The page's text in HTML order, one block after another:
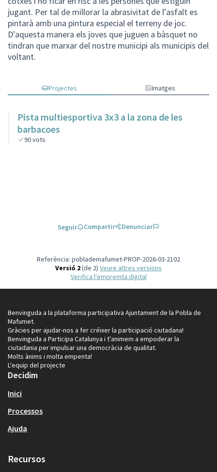
jugant. Per tal de millorar la abrasivitat de l'asfalt es
pintarà amb una pintura especial el terreny de joc.
D'aquesta manera els joves que juguen a bàsquet no
tindran que marxar del nostre municipi als municipis del
voltant.
Projectes Imatges
Pista multiesportiva 3x3 a la zona de les
barbacoes
90vots
Seguir Compartir Denunciar
Referència: poblademafumet-PROP-2026-03-2102
Versió 2(de 2)
veure altres versions
Verifica l'empremta digital
Benvinguda a la plataforma participativa Ajuntament de la Pobla de
Mafumet.
Gràcies per ajudar-nos a fer créixer la participació ciutadana!
Benvinguda a Participa Catalunya i t'animem a empoderar la
ciutadania per impulsar una democràcia de qualitat.
Molts ànims i molta empenta!
L'equip del projecte
Decidim
Inici
Processos
Ajuda
Recursos